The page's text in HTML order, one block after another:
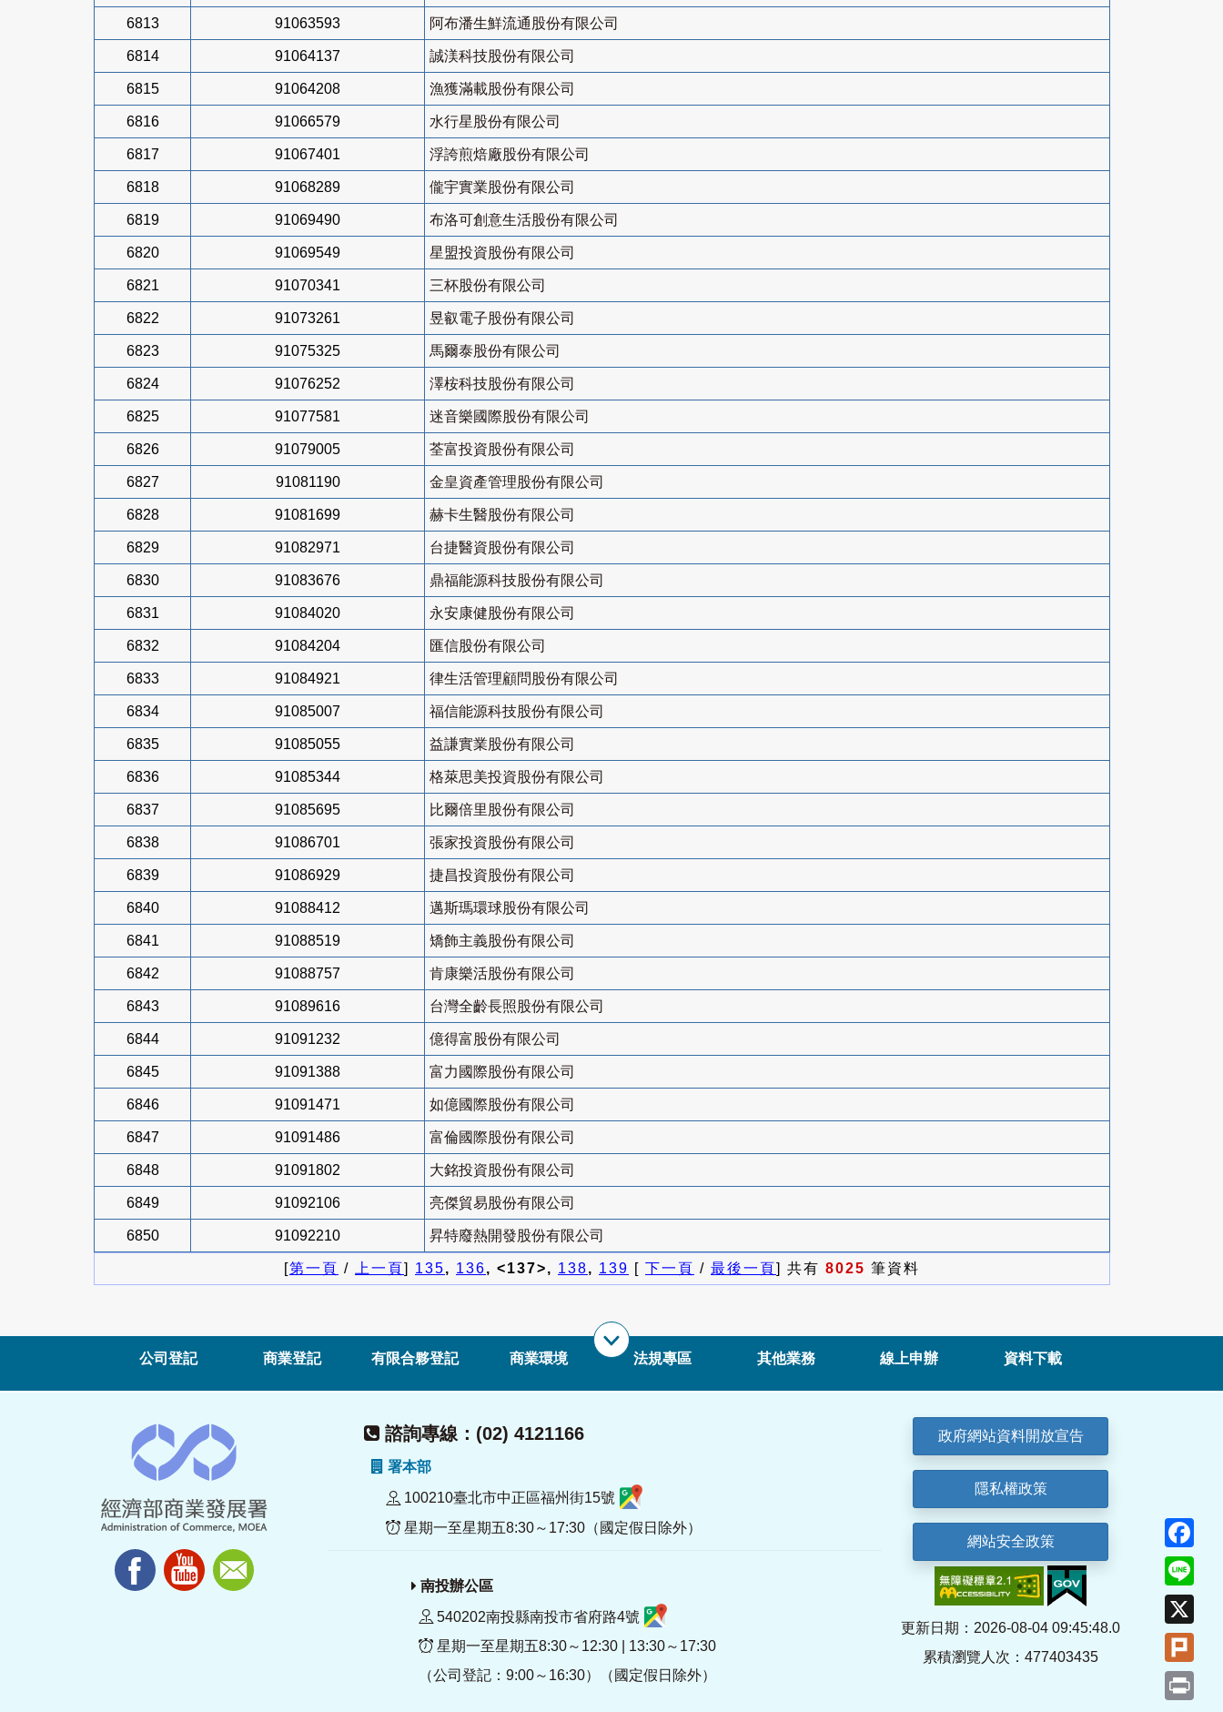
6813 91063593 阿布潘生鮮流通股份有限公司
6814 91064137 誠渼科技股份有限公司
6815 91064208 漁獲滿載股份有限公司
6816 91066579 水行星股份有限公司
6817 91067401 浮誇煎焙廠股份有限公司
6818 91068289 儱宇實業股份有限公司
6819 91069490 布洛可創意生活股份有限公司
6820 91069549 星盟投資股份有限公司
6821 91070341 三杯股份有限公司
6822 91073261 昱叡電子股份有限公司
6823 91075325 馬爾泰股份有限公司
6824 91076252 澤桉科技股份有限公司
6825 91077581 迷音樂國際股份有限公司
6826 91079005 荃富投資股份有限公司
6827 91081190 金皇資產管理股份有限公司
6828 91081699 赫卡生醫股份有限公司
6829 91082971 台捷醫資股份有限公司
6830 91083676 鼎福能源科技股份有限公司
6831 91084020 永安康健股份有限公司
6832 91084204 匯信股份有限公司
6833 91084921 律生活管理顧問股份有限公司
6834 91085007 福信能源科技股份有限公司
6835 91085055 益謙實業股份有限公司
6836 91085344 格萊思美投資股份有限公司
6837 91085695 比爾倍里股份有限公司
6838 91086701 張家投資股份有限公司
6839 91086929 捷昌投資股份有限公司
6840 91088412 邁斯瑪環球股份有限公司
6841 91088519 矯飾主義股份有限公司
6842 91088757 肯康樂活股份有限公司
6843 91089616 台灣全齡長照股份有限公司
6844 91091232 億得富股份有限公司
6845 91091388 富力國際股份有限公司
6846 91091471 如億國際股份有限公司
6847 91091486 富倫國際股份有限公司
6848 91091802 大銘投資股份有限公司
6849 91092106 亮傑貿易股份有限公司
6850 91092210 昇特廢熱開發股份有限公司
[第一頁 / 上一頁] 135, 136, <137>, 138, 139 [ 下一頁 / 最後一頁] 共有 8025 筆資料
公司登記 商業登記 有限合夥登記 商業環境 法規專區 其他業務 線上申辦 資料下載
諮詢專線：(02) 4121166
署本部
100210臺北市中正區福州街15號
星期一至星期五8:30～17:30（國定假日除外）
南投辦公區
540202南投縣南投市省府路4號
星期一至星期五8:30～12:30 | 13:30～17:30
（公司登記：9:00～16:30）（國定假日除外）
政府網站資料開放宣告
隱私權政策
網站安全政策
更新日期：2026-08-04 09:45:48.0
累積瀏覽人次：477403435